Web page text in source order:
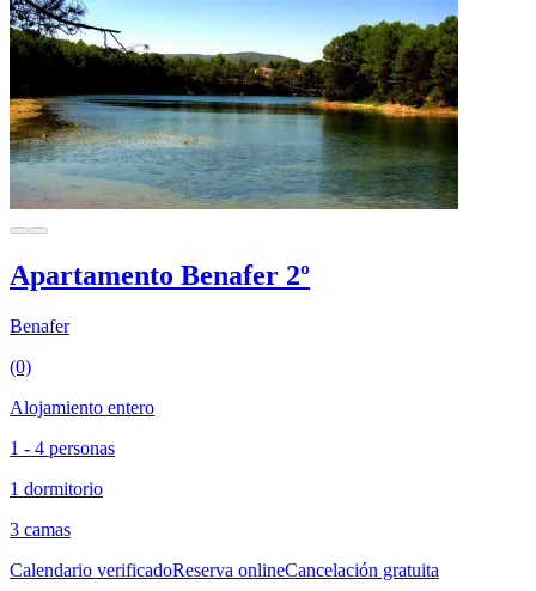
Apartamento Benafer 2º
Benafer
(0)
Alojamiento entero
1 - 4 personas
1 dormitorio
3 camas
Calendario verificadoReserva onlineCancelación gratuita